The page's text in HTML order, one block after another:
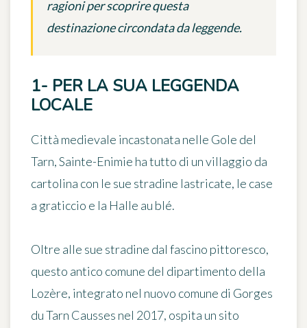
ragioni per scoprire questa
destinazione circondata da leggende.
1- PER LA SUA LEGGENDA
LOCALE
Città medievale incastonata nelle Gole del
Tarn,Sainte-Enimie ha tutto di un villaggio da
cartolina con le sue stradine lastricate, le case
a graticcio e la Halle au blé.
Oltre alle sue stradine dal fascino pittoresco,
questo antico comune del dipartimento della
Lozère, integrato nel nuovo comune di Gorges
du Tarn Causses nel 2017, ospita un sito